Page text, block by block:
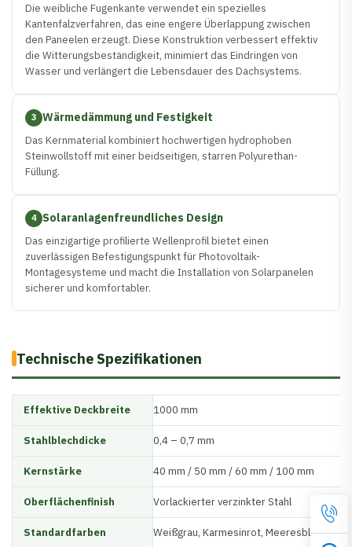
Die weibliche Fugenkante verwendet ein spezielles
Kantenfalzverfahren, das eine engere Überlappung zwischen
den Paneelen erzeugt. Diese Konstruktion verbessert effektiv
die Witterungsbeständigkeit, minimiert das Eindringen von
Wasser und verlängert die Lebensdauer des Dachsystems.
3 Wärmedämmung und Festigkeit
Das Kernmaterial kombiniert hochwertigen hydrophoben
Steinwollstoff mit einer beidseitigen, starren Polyurethan-
Füllung.
4 Solaranlagenfreundliches Design
Das einzigartige profilierte Wellenprofil bietet einen
zuverlässigen Befestigungspunkt für Photovoltaik-
Montagesysteme und macht die Installation von Solarpanelen
sicherer und komfortabler.
Technische Spezifikationen
Effektive Deckbreite 1000 mm
Stahlblechdicke 0,4 – 0,7 mm
Kernstärke 40 mm / 50 mm / 60 mm / 100 mm
Oberflächenfinish Vorlackierter verzinkter Stahl
Standardfarben Weißgrau, Karmesinrot, Meeresblau,